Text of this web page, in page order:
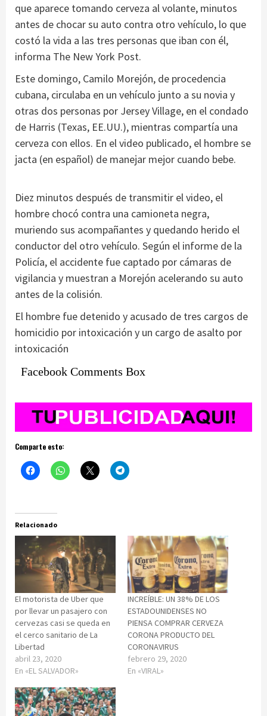
que aparece tomando cerveza al volante, minutos
antes de chocar su auto contra otro vehículo, lo que
costó la vida a las tres personas que iban con él,
informa The New York Post.
Este domingo, Camilo Morejón, de procedencia
cubana, circulaba en un vehículo junto a su novia y
otras dos personas por Jersey Village, en el condado
de Harris (Texas, EE.UU.), mientras compartía una
cerveza con ellos. En el video publicado, el hombre se
jacta (en español) de manejar mejor cuando bebe.
Diez minutos después de transmitir el video, el
hombre chocó contra una camioneta negra,
muriendo sus acompañantes y quedando herido el
conductor del otro vehículo. Según el informe de la
Policía, el accidente fue captado por cámaras de
vigilancia y muestran a Morejón acelerando su auto
antes de la colisión.
El hombre fue detenido y acusado de tres cargos de
homicidio por intoxicación y un cargo de asalto por
intoxicación
Facebook Comments Box
Comparte esto:
Relacionado
El motorista de Uber que
por llevar un pasajero con
cervezas casi se queda en
el cerco sanitario de La
Libertad
abril 23, 2020
En «EL SALVADOR»
INCREÍBLE: UN 38% DE LOS
ESTADOUNIDENSES NO
PIENSA COMPRAR CERVEZA
CORONA PRODUCTO DEL
CORONAVIRUS
febrero 29, 2020
En «VIRAL»